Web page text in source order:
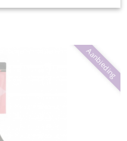
Aanbieding